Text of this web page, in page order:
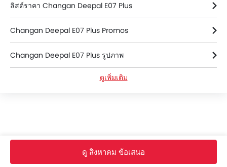
ลิสต์ราคา Changan Deepal E07 Plus
Changan Deepal E07 Plus Promos
Changan Deepal E07 Plus รูปภาพ
Changan Deepal E07 Plus ข้อมูลจำเพาะ
Changan Deepal E07 Plus โบรชัวร์
ดูเพิ่มเติม
ดู สิงหาคม ข้อเสนอ